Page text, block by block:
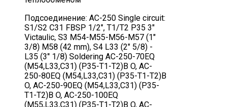
Подсоединение: AC-250 Single circuit:
S1/S2 C31 FBSP 1/2", T1/T2 P35 3"
Victaulic, S3 M54-M55-M56-M57 (1"
3/8) M58 (42 mm), S4 L33 (2" 5/8) -
L35 (3" 1/8) Soldering AC-250-70EQ
(M54,L33,C31) (P35-T1-T2)B O, AC-
250-80EQ (M54,L33,C31) (P35-T1-T2)B
O, AC-250-90EQ (M54,L33,C31) (P35-
T1-T2)B O, AC-250-100EQ
(M55,L33,C31) (P35-T1-T2)B O, AC-